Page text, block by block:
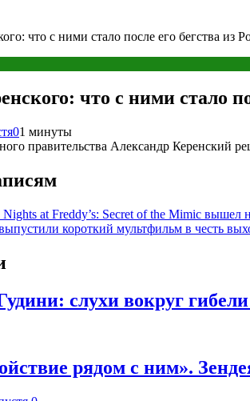
что с ними стало после его бегства из
что с ними стало
01 минуты
правительства Александр Керенский
at Freddy’s: Secret of the Mimic вышел
короткий мультфильм в честь
слухи вокруг
рядом с ним».